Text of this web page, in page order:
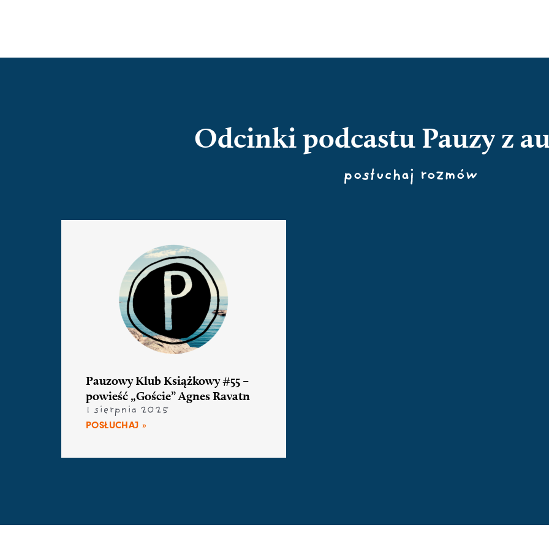
Odcinki podcastu Pauzy z
posłuchaj rozmów
Pauzowy Klub Książkowy #55 –
powieść „Goście” Agnes Ravatn
1 sierpnia 2025
POSŁUCHAJ »